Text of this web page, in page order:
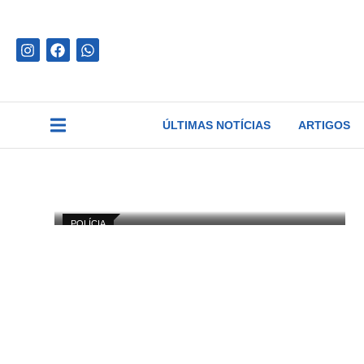
ÚLTIMAS NOTÍCIAS ARTIGOS
POLÍCIA